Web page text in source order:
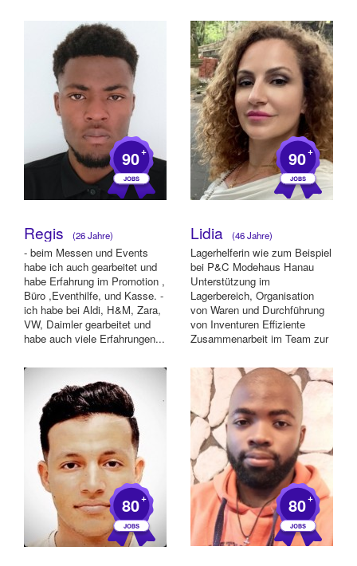
habe...
90+
Regis (26 Jahre)
- beim Messen und Events
habe ich auch gearbeitet und
habe Erfahrung im Promotion ,
Büro ,Eventhilfe, und Kasse. -
ich habe bei Aldi, H&M, Zara,
VW, Daimler gearbeitet und
habe auch viele Erfahrungen...
90+
Lidia (46 Jahre)
Lagerhelferin wie zum Beispiel
bei P&C Modehaus Hanau
Unterstützung im
Lagerbereich, Organisation
von Waren und Durchführung
von Inventuren Effiziente
Zusammenarbeit im Team zur
80+ 80+